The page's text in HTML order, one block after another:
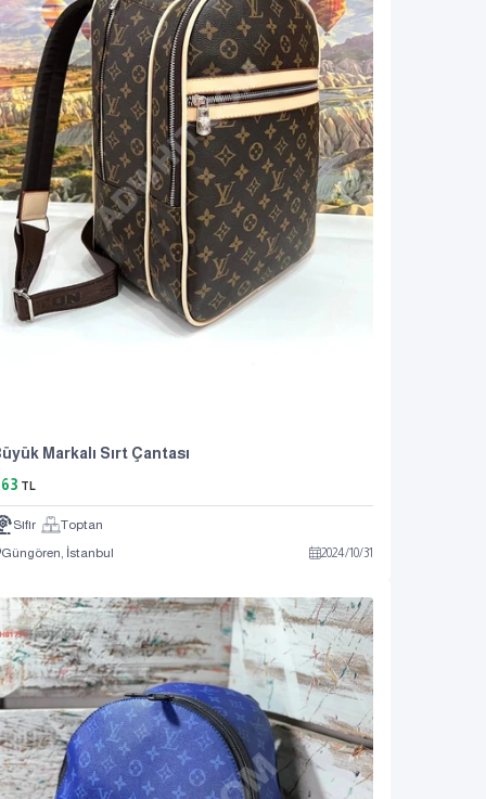
Markalı Sırt Çantası
TL
Sıfır
Toptan
Güngören, İstanbul
2024/10/31